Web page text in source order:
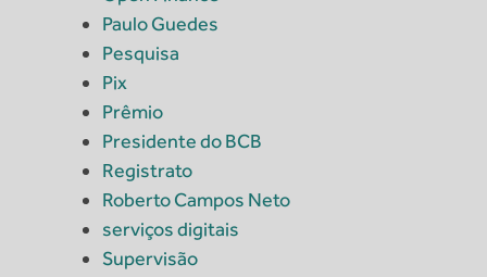
Paulo Guedes
Pesquisa
Pix
Prêmio
Presidente do BCB
Registrato
Roberto Campos Neto
serviços digitais
Supervisão